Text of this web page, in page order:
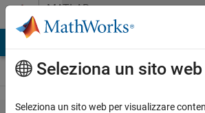
Vai al contenutoMATLAB
Answers
Seleziona un sito web
Seleziona un sito web per visualizzare